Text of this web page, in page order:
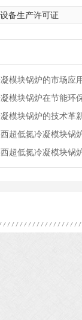
备生产许可证
模块锅炉的市场应
模块锅炉在节能环
模块锅炉的技术革
超低氮冷凝模块锅
超低氮冷凝模块锅